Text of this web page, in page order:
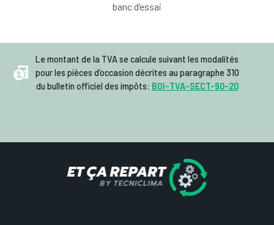
banc d’essai
Le montant de la TVA se calcule suivant les modalités
pour les pièces d’occasion décrites au paragraphe 310
du bulletin officiel des impôts: BOI-TVA-SECT-90-20